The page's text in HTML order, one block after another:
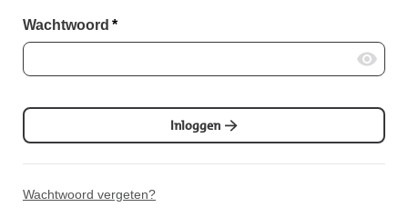
Wachtwoord *
Inloggen
Wachtwoord vergeten?